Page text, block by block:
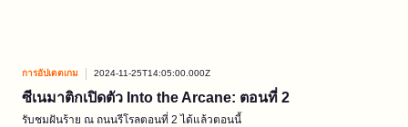
การอัปเดตเกม 2024-11-25T14:05:00.000Z
ซีเนมาติกเปิดตัว Into the Arcane: ตอนที่ 2
รับชมฝันร้าย ณ ถนนรีโรลตอนที่ 2 ได้แล้วตอนนี้